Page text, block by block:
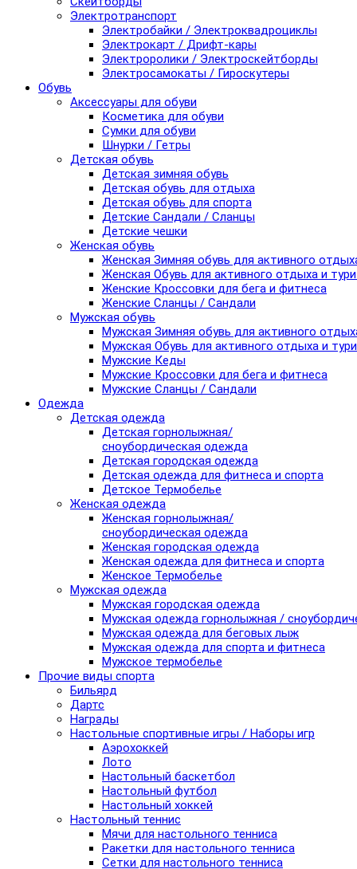
Электротранспорт
Электробайки / Электроквадроциклы
Электрокарт / Дрифт-кары
Электроролики / Электроскейтборды
Электросамокаты / Гироскутеры
Обувь
Аксессуары для обуви
Косметика для обуви
Сумки для обуви
Шнурки / Гетры
Детская обувь
Детская зимняя обувь
Детская обувь для отдыха
Детская обувь для спорта
Детские Сандали / Сланцы
Детские чешки
Женская обувь
Женская Зимняя обувь для активного
Женская Обувь для активного отдыха и
Женские Кроссовки для бега и фитнеса
Женские Сланцы / Сандали
Мужская обувь
Мужская Зимняя обувь для активного
Мужская Обувь для активного отдыха и
Мужские Кеды
Мужские Кроссовки для бега и фитнеса
Мужские Сланцы / Сандали
Одежда
Детская одежда
Детская горнолыжная/
сноубордическая одежда
Детская городская одежда
Детская одежда для фитнеса и спорта
Детское Термобелье
Женская одежда
Женская горнолыжная/
сноубордическая одежда
Женская городская одежда
Женская одежда для фитнеса и спорта
Женское Термобелье
Мужская одежда
Мужская городская одежда
Мужская одежда горнолыжная /
Мужская одежда для беговых лыж
Мужская одежда для спорта и фитнеса
Мужское термобелье
Прочие виды спорта
Бильярд
Дартс
Награды
Настольные спортивные игры / Наборы игр
Аэрохоккей
Лото
Настольный баскетбол
Настольный футбол
Настольный хоккей
Настольный теннис
Мячи для настольного тенниса
Ракетки для настольного тенниса
Сетки для настольного тенниса